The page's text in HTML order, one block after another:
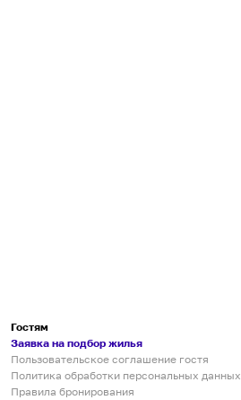
Гостям
Заявка на подбор жилья
Пользовательское соглашение гостя
Политика обработки персональных данных
Правила бронирования